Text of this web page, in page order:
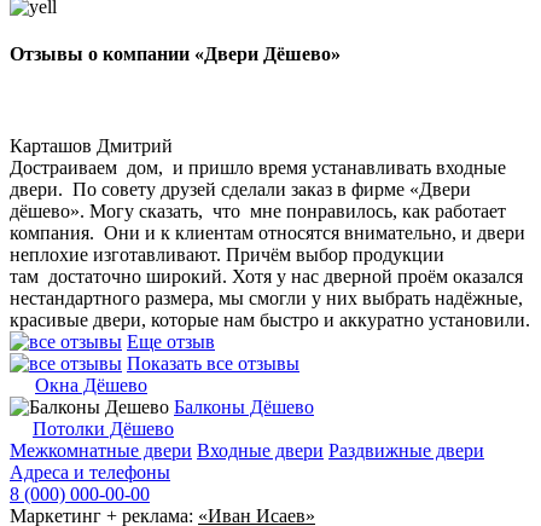
Отзывы о компании «Двери Дёшево»
Карташов Дмитрий
Достраиваем дом, и пришло время устанавливать входные
двери. По совету друзей сделали заказ в фирме «Двери
дёшево». Могу сказать, что мне понравилось, как работает
компания. Они и к клиентам относятся внимательно, и двери
неплохие изготавливают. Причём выбор продукции
там достаточно широкий. Хотя у нас дверной проём оказался
нестандартного размера, мы смогли у них выбрать надёжные,
красивые двери, которые нам быстро и аккуратно установили.
Еще отзыв
Показать все отзывы
Окна Дёшево
Балконы Дёшево
Потолки Дёшево
Межкомнатные двери Входные двери Раздвижные двери
Адреса и телефоны
8 (000) 000-00-00
Маркетинг + реклама: «Иван Исаев»